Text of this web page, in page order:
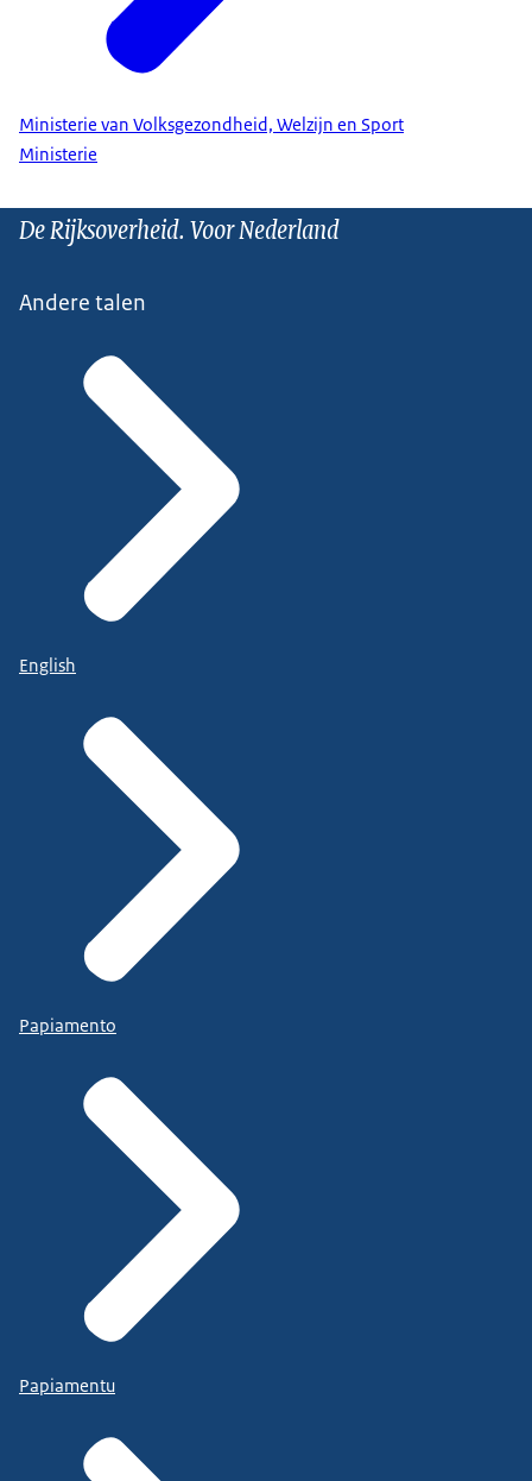
Ministerie van Volksgezondheid, Welzijn en Sport
Ministerie
De Rijksoverheid. Voor Nederland
Andere talen
English
Papiamento
Papiamentu